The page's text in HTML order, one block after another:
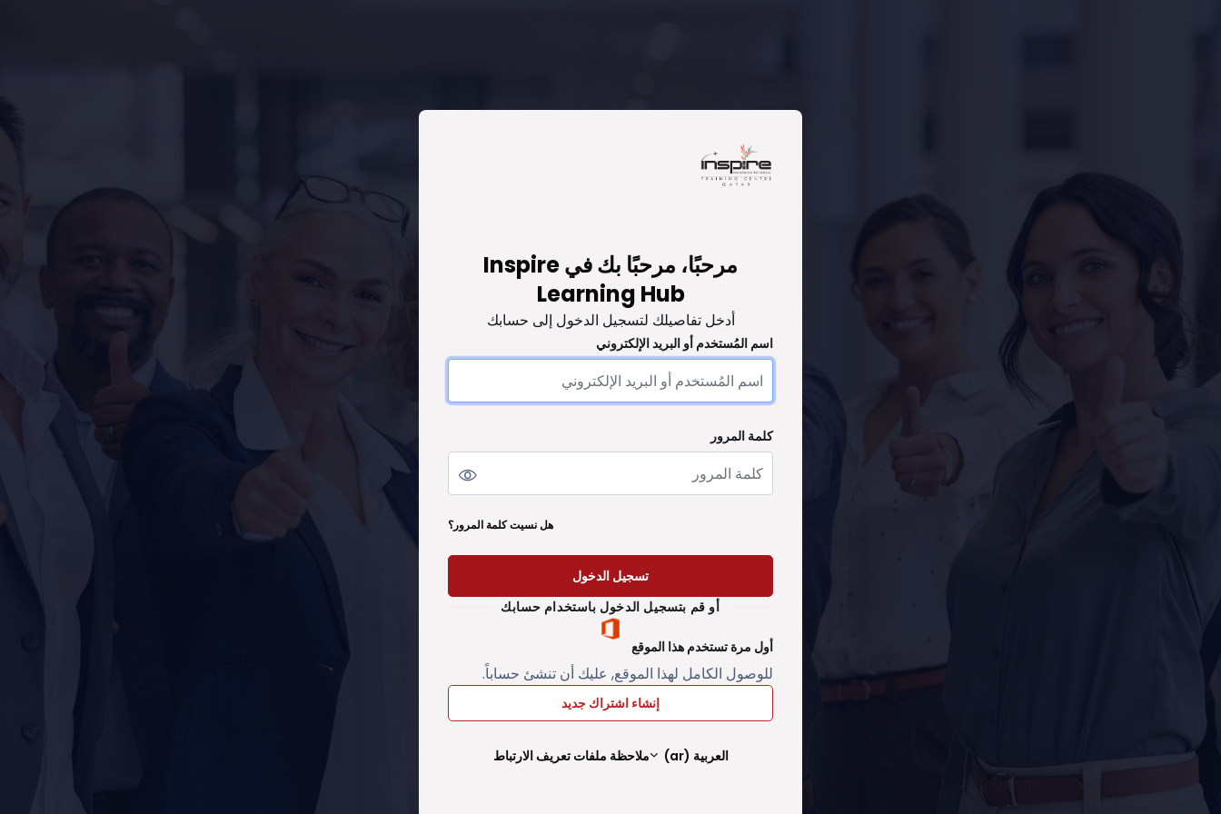
مرحبًا، مرحبًا بك في Inspire
Learning Hub
أدخل تفاصيلك لتسجيل الدخول إلى حسابك
تخطى لتنشيء حسابًا جديدًا
اسم المُستخدم أو البريد الإلكتروني
اسم المُستخدم أو البريد الإلكتروني
كلمة المرور
كلمة المرور
هل نسيت كلمة المرور؟
تسجيل الدخول
أو قم بتسجيل الدخول باستخدام حسابك
أول مرة تستخدم هذا الموقع
للوصول الكامل لهذا الموقع, عليك أن تنشئ حساباً.
إنشاء اشتراك جديد
العربية ‎(ar)‎ ملاحظة ملفات تعريف الارتباط